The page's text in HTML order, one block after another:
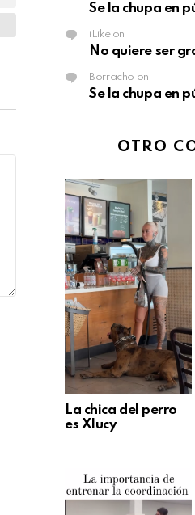
Se la chupa en
iLikeon
No quiere ser
Borracho on
Se la chupa en
OTRO
La chica del perro
es Xlucy